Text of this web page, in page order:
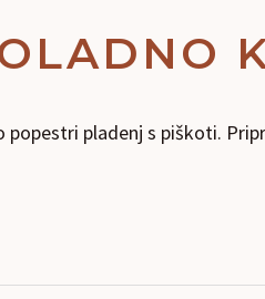
pladenj s piškoti.